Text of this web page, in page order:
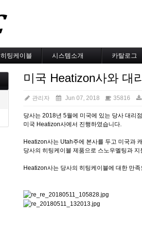
히팅케이블
스노우멜팅
지붕융설
시스템소개
지붕융설시스템
동파방지
산업용히터
부속자재
카탈로그
미국 Heatizon사와 대
관리자 Jun 07, 2018 35816
당사는 2018년 5월에 미국에 있는 당사 대리
미국 Heatizon사에서 진행하였습니다.
Heatizon사는 Utah주에 본사를 두고 미국과
당사의 히팅케이블 제품으로 스노우멜팅과
Heatizon사는 당사의 히팅케이블에 대한 만